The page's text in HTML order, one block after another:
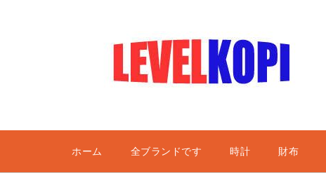
ホーム 全ブランドです 時計 財布